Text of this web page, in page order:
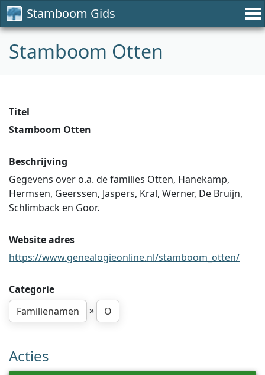
Stamboom Gids
Stamboom Otten
Titel
Stamboom Otten
Beschrijving
Gegevens over o.a. de families Otten, Hanekamp,
Hermsen, Geerssen, Jaspers, Kral, Werner, De Bruijn,
Schlimback en Goor.
Website adres
https://www.genealogieonline.nl/stamboom_otten/
Categorie
Familienamen
» O
Acties